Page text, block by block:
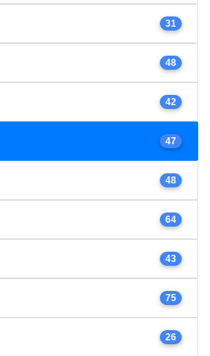
31
48
42
47
48
64
43
75
26